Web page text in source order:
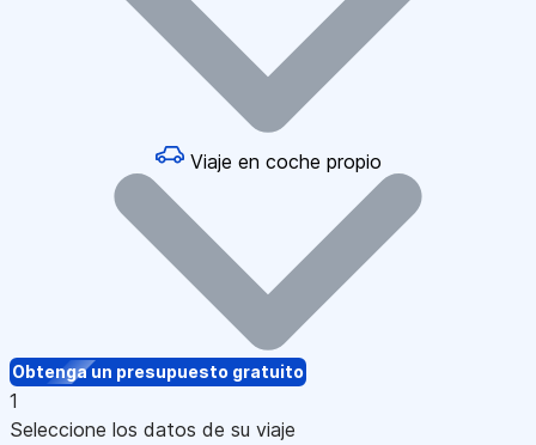
Viaje en coche propio
Obtenga un presupuesto gratuito
1
Seleccione los datos de su viaje